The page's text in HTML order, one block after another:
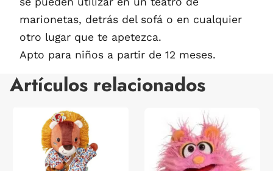
marionetas, detrás del sofá o en cualquier
otro lugar que te apetezca.
Apto para niños a partir de 12 meses.
Artículos relacionados